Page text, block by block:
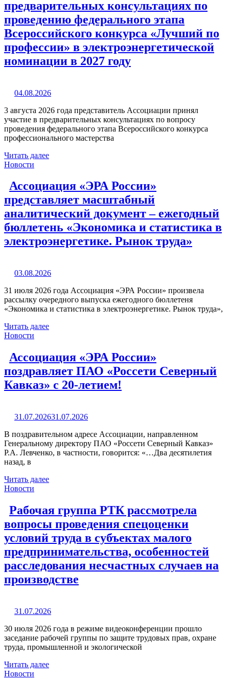
предварительных консультациях по
проведению федерального этапа
Всероссийского конкурса «Лучший по
профессии» в электроэнергетической
номинации в 2027 году
04.08.2026
3 августа 2026 года представитель Ассоциации принял
участие в предварительных консультациях по вопросу
проведения федерального этапа Всероссийского конкурса
профессионального мастерства
Читать далее
Новости
Ассоциация «ЭРА России»
представляет масштабный
аналитический документ – ежегодный
бюллетень «Экономика и статистика в
электроэнергетике. Рынок труда»
03.08.2026
31 июля 2026 года Ассоциация «ЭРА России» произвела
рассылку очередного выпуска ежегодного бюллетеня
«Экономика и статистика в электроэнергетике. Рынок труда»,
Читать далее
Новости
Ассоциация «ЭРА России»
поздравляет ПАО «Россети Северный
Кавказ» с 20-летием!
31.07.202631.07.2026
В поздравительном адресе Ассоциации, направленном
Генеральному директору ПАО «Россети Северный Кавказ»
Р.А. Левченко, в частности, говорится: «…Два десятилетия
назад, в
Читать далее
Новости
Рабочая группа РТК рассмотрела
вопросы проведения спецоценки
условий труда в субъектах малого
предпринимательства, особенностей
расследования несчастных случаев на
производстве
31.07.2026
30 июля 2026 года в режиме видеоконференции прошло
заседание рабочей группы по защите трудовых прав, охране
труда, промышленной и экологической
Читать далее
Новости